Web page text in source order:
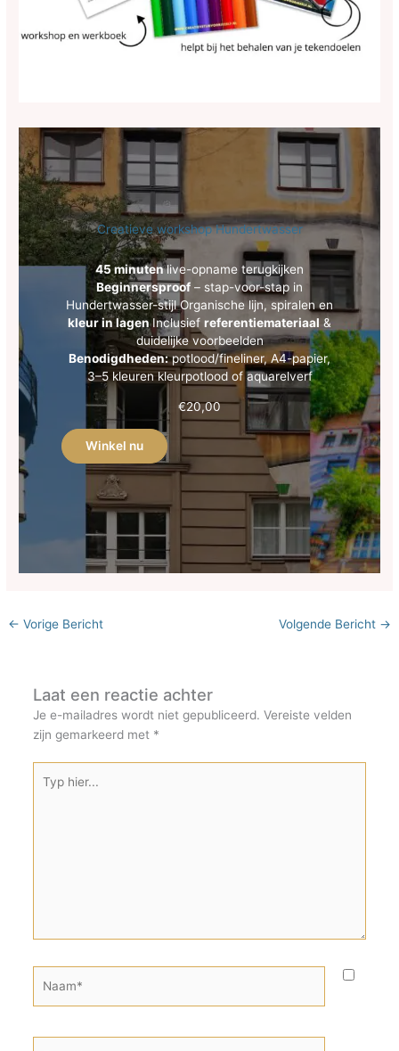
Creatieve workshop Hundertwasser
45 minutenlive-opname terugkijken
Beginnersproof – stap-voor-stap in
Hundertwasser-stijl Organische lijn, spiralen en
kleur in lagenInclusief referentiemateriaal&
duidelijke voorbeelden
Benodigdheden:potlood/fineliner, A4-papier,
3–5 kleuren kleurpotlood of aquarelverf
€20,00
Winkel nu
← Vorige Bericht Volgende Bericht →
Laat een reactie achter
Je e-mailadres wordt niet gepubliceerd. Vereiste velden
zijn gemarkeerd met *
hier...